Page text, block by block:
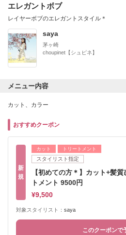
エレガントボブ
レイヤーボブのエレガントスタイル＊
saya
茅ヶ崎
choupinet【シュピネ】
メニュー内容
カット、カラー
おすすめクーポン
新
規
カット トリートメント
スタイリスト指定
【初めての方＊】カット+髪
トメント 9500円
¥9,500
対象スタイリスト： saya
このクーポンで